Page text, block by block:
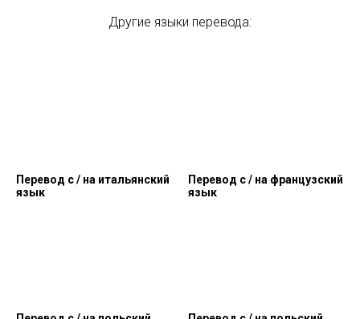
Другие языки перевода:
Перевод c / на итальянский
язык
Перевод c / на французский
язык